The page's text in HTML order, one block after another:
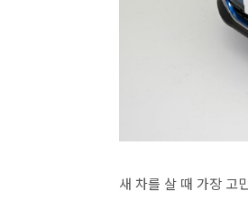
새 차를 살 때 가장 고